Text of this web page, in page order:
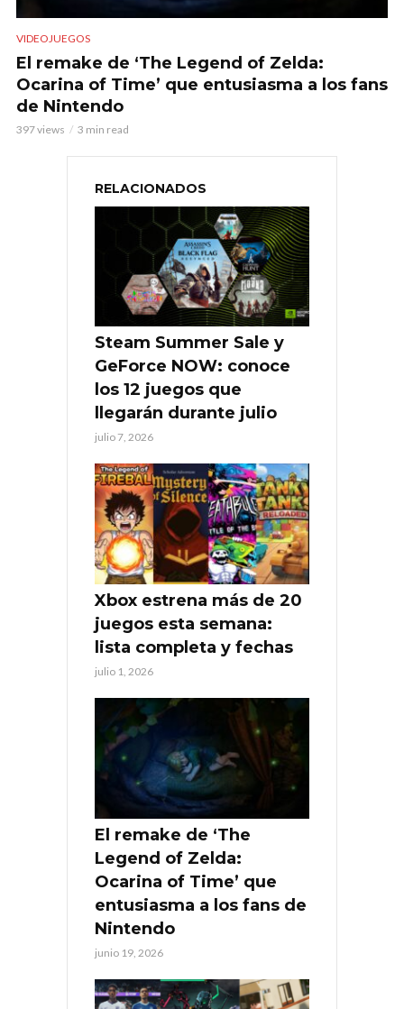
VIDEOJUEGOS
El remake de ‘The Legend of Zelda:
Ocarina of Time’ que entusiasma a los fans
de Nintendo
397 views 3 min read
RELACIONADOS
Steam Summer Sale y
GeForce NOW: conoce
los 12 juegos que
llegarán durante julio
julio 7, 2026
Xbox estrena más de 20
juegos esta semana:
lista completa y fechas
julio 1, 2026
El remake de ‘The
Legend of Zelda:
Ocarina of Time’ que
entusiasma a los fans de
Nintendo
junio 19, 2026